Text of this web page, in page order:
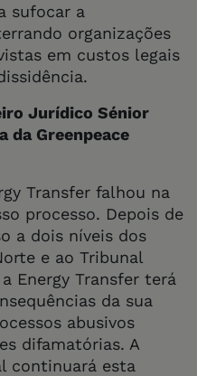
sufocar a
organizações
em custos legais
Jurídico Sénior
da Greenpeace
Transfer falhou na
processo. Depois de
a dois níveis dos
e ao Tribunal
Energy Transfer terá
da sua
abusivos
difamatórias. A
continuará esta